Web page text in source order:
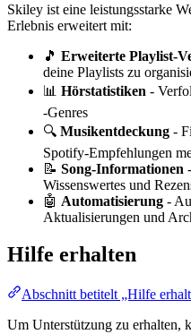
Skiley ist eine leistungsstarke
Erlebnis erweitert mit:
🎵 Erweiterte Playlist-
deine Playlists zu
📊 Hörstatistiken -
-Genres
🔍 Musikentdeckung -
Spotify-Empfehlungen
📝 Song-Informationen
Wissenswertes und
🤖 Automatisierung -
Aktualisierungen und
Hilfe erhalten
Abschnitt betitelt „Hilfe
Um Unterstützung zu erhalten,